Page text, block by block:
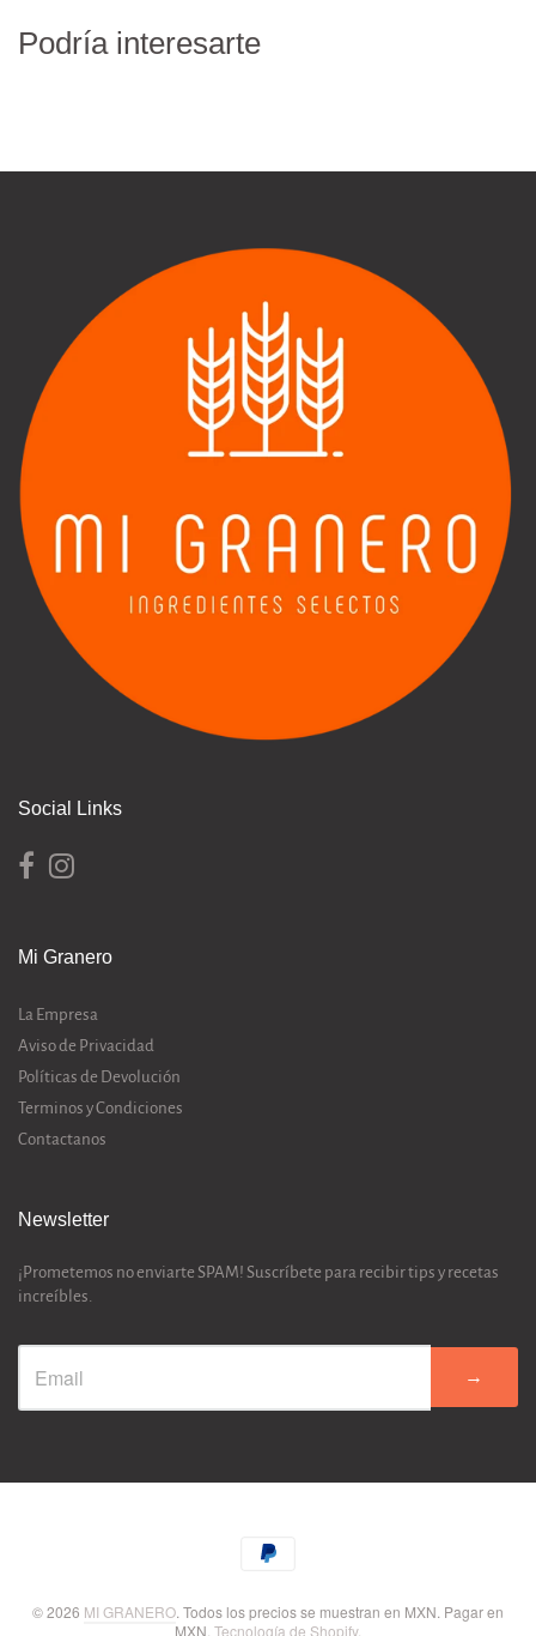
Podría interesarte
Social Links
Mi Granero
La Empresa
Aviso de Privacidad
Políticas de Devolución
Terminos y Condiciones
Contactanos
Newsletter
¡Prometemos no enviarte SPAM! Suscríbete para recibir tips y recetas
increíbles.
→
© 2026 MI GRANERO. Todos los precios se muestran en MXN. Pagar en
MXN. Tecnología de Shopify.